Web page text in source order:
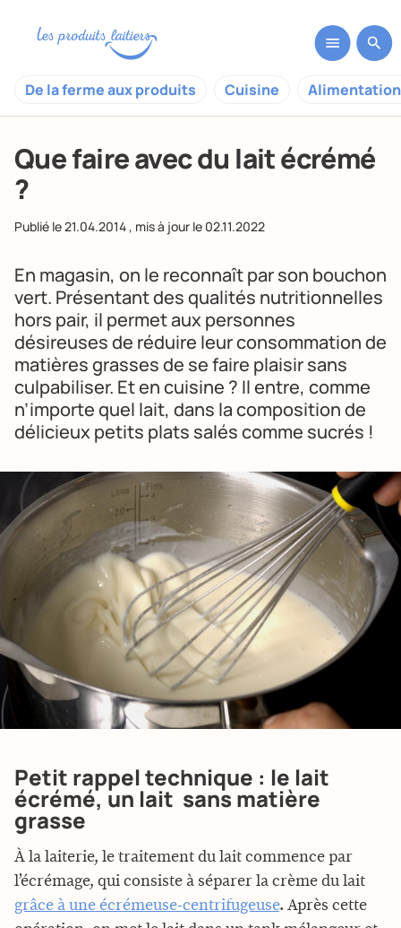
De la ferme aux produits Cuisine
Que faire avec du lait écrémé
?
Publié le21.04.2014, mis à jour le 02.11.2022
En magasin, on le reconnaît par son bouchon
vert. Présentant des qualités nutritionnelles
hors pair, il permet aux personnes
désireuses de réduire leur consommation de
matières grasses de se faire plaisir sans
culpabiliser. Et en cuisine ? Il entre, comme
n’importe quel lait, dans la composition de
délicieux petits plats salés comme sucrés !
Petit rappel technique : le lait
écrémé, un lait sans matière
grasse
À la laiterie, le traitement du lait commence par
l’écrémage, qui consiste à séparer la crème du lait
grâce à une écrémeuse-centrifugeuse. Après cette